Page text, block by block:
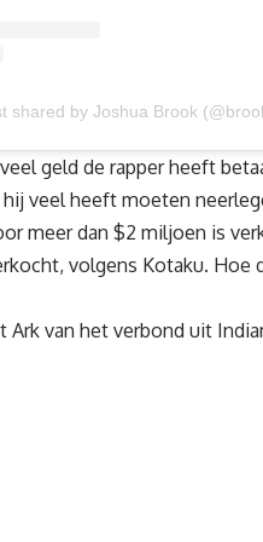
shared by Joshua Brook
geld de rapper heeft
veel heeft moeten
meer dan $2 miljoen is
volgens Kotaku. Hoe
Ark van het verbond uit